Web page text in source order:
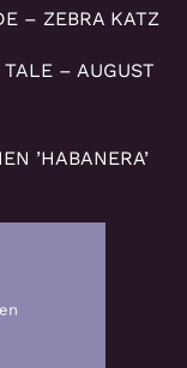
– ZEBRA KATZ
– AUGUST
’HABANERA’